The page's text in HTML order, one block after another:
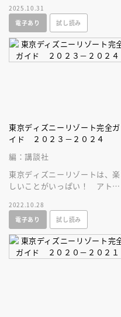
ために最新情報を巻頭特集でお
届けします！
2025.10.31
電子あり
試し読み
東京ディズニーリゾート完全ガ
イド ２０２３－２０２４
編：講談社
東京ディズニーリゾートは、楽
しいことがいっぱい！ アトラ
トを中心に最新情報をお届けい
たします！
2022.10.28
電子あり
試し読み